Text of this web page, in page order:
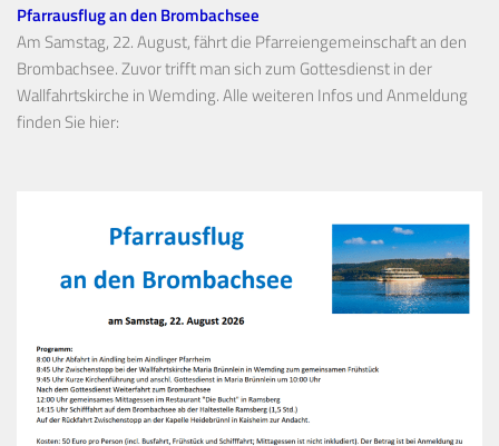
Pfarrausflug an den Brombachsee
Am Samstag, 22. August, fährt die Pfarreiengemeinschaft an den
Brombachsee. Zuvor trifft man sich zum Gottesdienst in der
Wallfahrtskirche in Wemding. Alle weiteren Infos und Anmeldung
finden Sie hier: